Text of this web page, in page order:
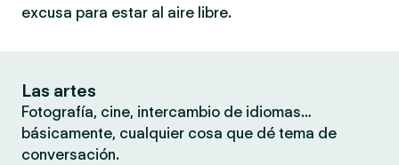
excusa para estar al aire libre.
Las artes
Fotografía, cine, intercambio de idiomas…
básicamente, cualquier cosa que dé tema de
conversación.